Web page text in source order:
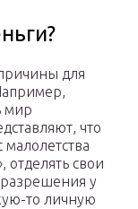
для
мир
что
малолетства
отделять свои
у
то личную